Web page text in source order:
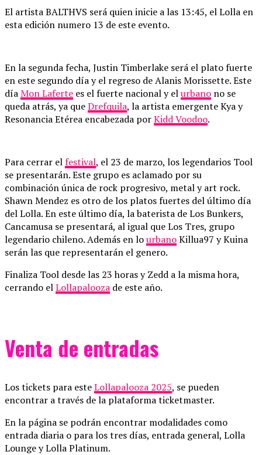
El artista BALTHVS será quien inicie a las 13:45, el Lolla en
esta edición numero 13 de este evento.
En la segunda fecha, Justin Timberlake será el plato fuerte
en este segundo día y el regreso de Alanis Morissette. Este
díaMon Laferte es el fuerte nacional y elurbano no se
queda atrás, ya queDrefquila, la artista emergente Kya y
Resonancia Etérea encabezada porKidd Voodoo.
Para cerrar elfestival, el 23 de marzo, los legendarios Tool
se presentarán. Este grupo es aclamado por su
combinación única de rock progresivo, metal y art rock.
Shawn Mendez es otro de los platos fuertes del último día
del Lolla. En este último día, la baterista de Los Bunkers,
Cancamusa se presentará, al igual que Los Tres, grupo
legendario chileno. Además en lourbanoKillua97 y Kuina
serán las que representarán el genero.
Finaliza Tool desde las 23 horas y Zedd a la misma hora,
cerrando elLollapalooza de este año.
Venta de entradas
Los tickets para esteLollapalooza 2025, se pueden
encontrar a través de la plataforma ticketmaster.
En la página se podrán encontrar modalidades como
entrada diaria o para los tres días, entrada general, Lolla
Lounge y Lolla Platinum.